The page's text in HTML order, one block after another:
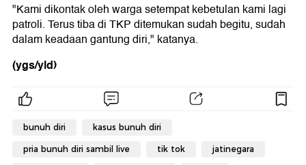
"Kami dikontak oleh warga setempat kebetulan kami lagi
patroli. Terus tiba di TKP ditemukan sudah begitu, sudah
dalam keadaan gantung diri," katanya.
(ygs/yld)
bunuh diri kasus bunuh diri
pria bunuh diri sambil live tik tok jatinegara